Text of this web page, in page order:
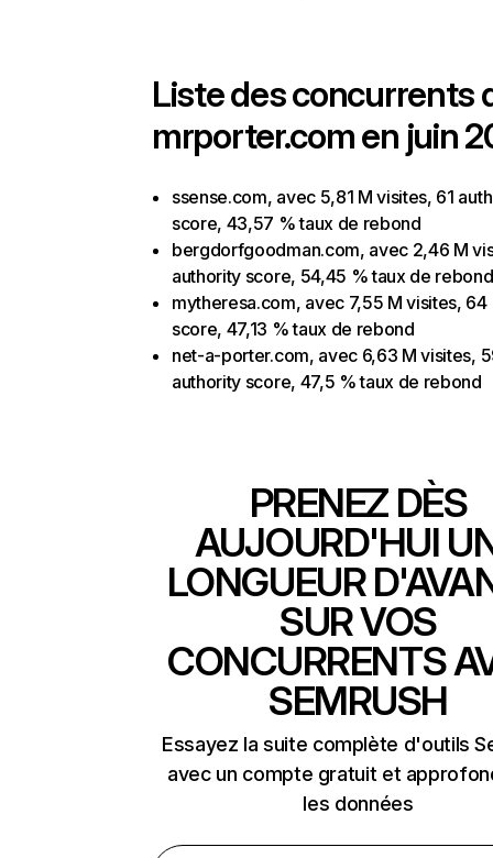
Liste des concurrents
mrporter.com en juin
ssense.com, avec 5,81 M visites, 61
score, 43,57 % taux de rebond
bergdorfgoodman.com, avec 2,46 M
authority score, 54,45 % taux de rebond
mytheresa.com, avec 7,55 M visites, 64
score, 47,13 % taux de rebond
net-a-porter.com, avec 6,63 M visites,
authority score, 47,5 % taux de rebond
PRENEZ DÈS
AUJOURD'HUI
LONGUEUR
SUR VOS
CONCURRENTS
SEMRUSH
Essayez la suite complète d'outils
avec un compte gratuit et
les données